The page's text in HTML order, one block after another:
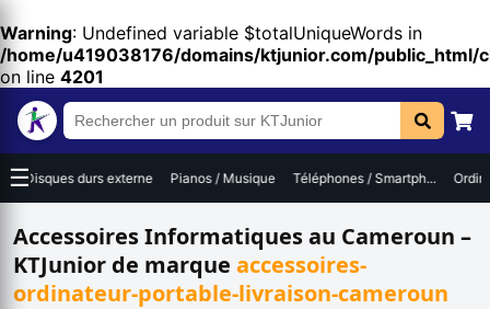
Warning: Undefined variable $totalUniqueWords in
/home/u419038176/domains/ktjunior.com/public_html/
on line 4201
☰ durs externe Pianos / Musique Téléphones / Smartph...
Accessoires Informatiques au Cameroun –
KTJunior de marque accessoires-
ordinateur-portable-livraison-cameroun